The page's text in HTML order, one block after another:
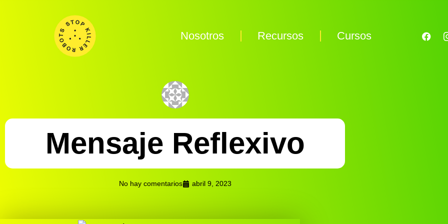
Nosotros Recursos Cursos
Mensaje Reflexivo
No hay comentarios abril 9, 2023